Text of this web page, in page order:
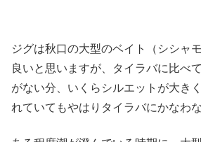
ジグは秋口の大型のベイト（シシャ
良いと思いますが、タイラバに比べ
がない分、いくらシルエットが大き
れていてもやはりタイラバにかなわ